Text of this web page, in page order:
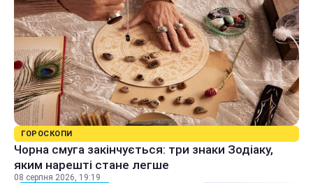
ГОРОСКОПИ
Чорна смуга закінчується: три знаки Зодіаку,
яким нарешті стане легше
08 серпня 2026, 19:19